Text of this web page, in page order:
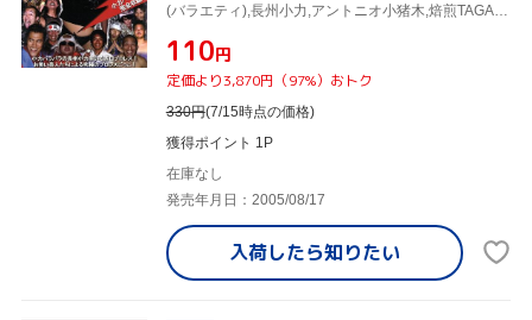
(バラエティ),長州小力,アントニオ小猪木,焙煎TAGAI,エール橋本,イタコTHE青森,ダーティー仮面,ユンボ安藤
¥110円
定価より3,870円（97%）おトク
330円(7/15時点の価格)
獲得ポイント 1P
在庫なし
発売年月日：2005/08/17
入荷したら知りたい